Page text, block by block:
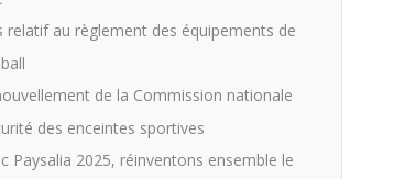
relatif au règlement des équipements de
de la Commission nationale
des enceintes sportives
Paysalia 2025, réinventons ensemble le